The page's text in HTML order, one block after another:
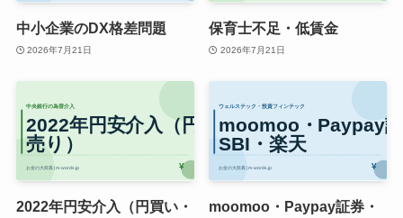
中小企業のDX格差問題
2026年7月21日
保育士不足・低賃金
2026年7月21日
2022年円安介入（円買い・
moomoo・Paypay証券・